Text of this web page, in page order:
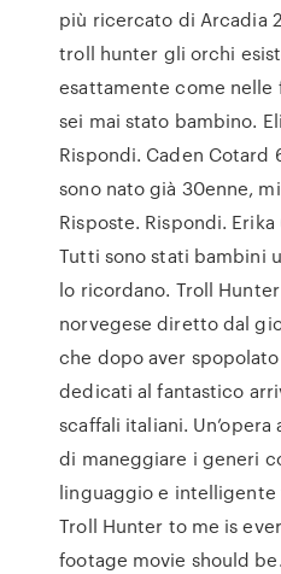
più ricercato di Arcadia
troll hunter gli orchi
esattamente come nelle
sei mai stato bambino.
Rispondi. Caden Cotard
sono nato già 30enne,
Risposte. Rispondi. Erika
Tutti sono stati bambini
lo ricordano. Troll
norvegese diretto dal
che dopo aver
dedicati al fantastico
scaffali italiani.
di maneggiare i generi
linguaggio e
Troll Hunter to me is
footage movie should